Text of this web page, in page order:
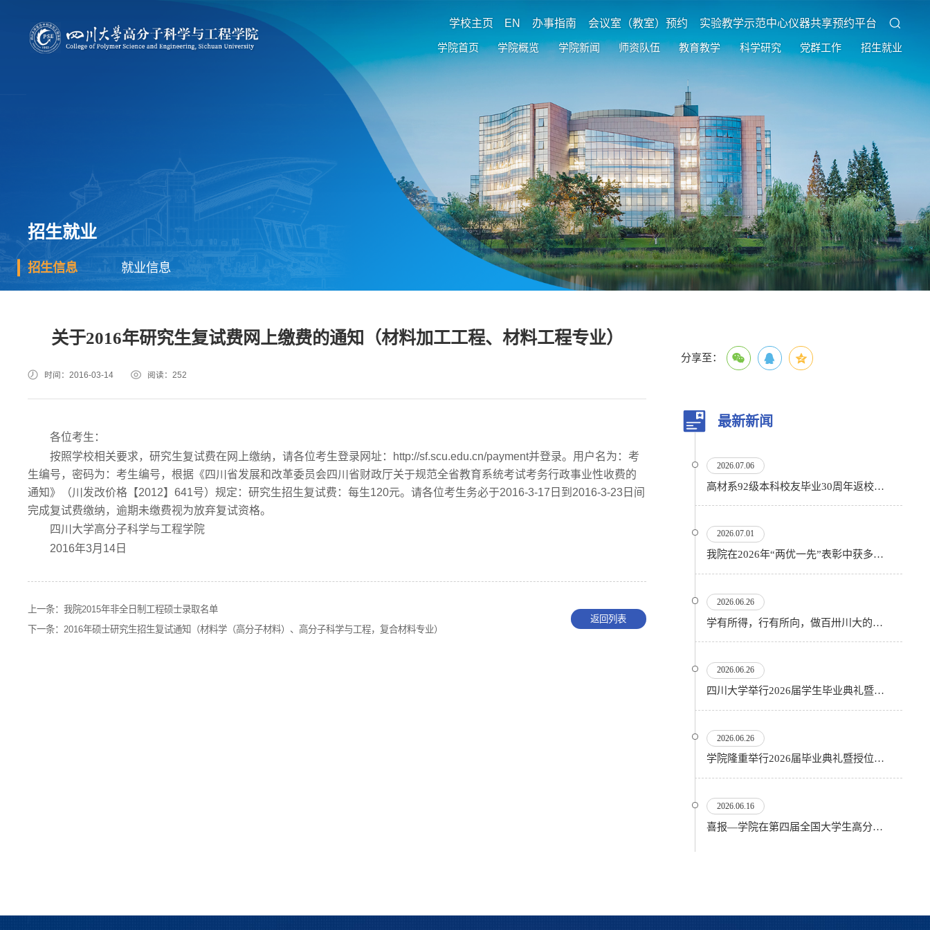
学校主页 EN 办事指南 会议室（教室）预约 实验教学示范中心仪器共享预约平台
学院首页 学院概览 学院新闻 师资队伍 教育教学 科学研究 党群工作 招生就业
招生就业
招生信息 就业信息
关于2016年研究生复试费网上缴费的通知（材料加工工程、材料工程专业）
时间：2016-03-14 阅读： 252
各位考生：
按照学校相关要求，研究生复试费在网上缴纳，请各位考生登录网址：http://sf.scu.edu.cn/payment并登录。用户名为：考
生编号，密码为：考生编号，根据《四川省发展和改革委员会四川省财政厅关于规范全省教育系统考试考务行政事业性收费的
通知》（川发改价格【2012】641号）规定：研究生招生复试费：每生120元。请各位考生务必于2016-3-17日到2016-3-23日间
完成复试费缴纳，逾期未缴费视为放弃复试资格。
四川大学高分子科学与工程学院
2016年3月14日
上一条：我院2015年非全日制工程硕士录取名单
下一条： 2016年硕士研究生招生复试通知（材料学（高分子材料）、高分子科学与工程，复合材料专业）
返回列表
分享至：
最新新闻
2026.07.06
高材系92级本科校友毕业30周年返校活动顺利举行
2026.07.01
我院在2026年“两优一先”表彰中获多项殊荣
2026.06.26
学有所得，行有所向，做百卅川大的薪火赓续者——校长汪劲松在四川大学2026届学生毕业典礼上的...
2026.06.26
四川大学举行2026届学生毕业典礼暨学位授予仪式
2026.06.26
​学院隆重举行2026届毕业典礼暨授位仪式
2026.06.16
喜报—学院在第四届全国大学生高分子材料实验实践虚拟仿真大赛再创佳绩